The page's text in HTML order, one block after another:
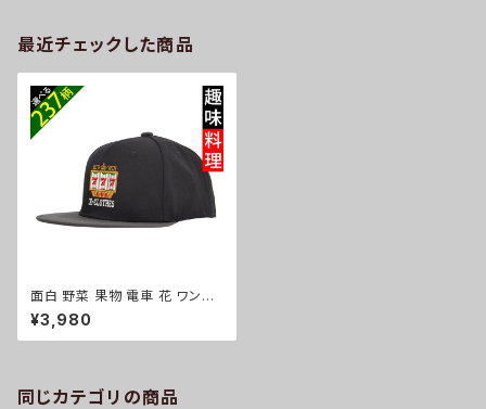
最近チェックした商品
面白 野菜 果物 電車 花 ワンポ
イント 刺繍 帽子 ベースボール
キャップ バイカラー メンズ レデ
ィース コットン 雑貨 グッズ 自社
¥3,980
同じカテゴリの商品